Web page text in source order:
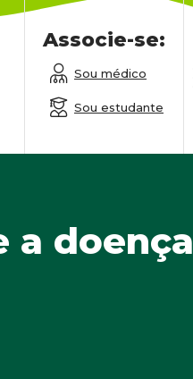
Associe-se:
Sou médico
Sou estudante
a doença